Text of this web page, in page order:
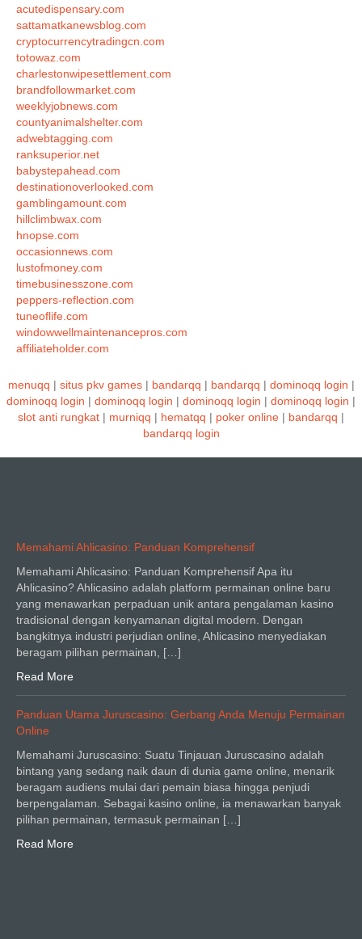
acutedispensary.com
sattamatkanewsblog.com
cryptocurrencytradingcn.com
totowaz.com
charlestonwipesettlement.com
brandfollowmarket.com
weeklyjobnews.com
countyanimalshelter.com
adwebtagging.com
ranksuperior.net
babystepahead.com
destinationoverlooked.com
gamblingamount.com
hillclimbwax.com
hnopse.com
occasionnews.com
lustofmoney.com
timebusinesszone.com
peppers-reflection.com
tuneoflife.com
windowwellmaintenancepros.com
affiliateholder.com
menuqq | situs pkv games| bandarqq | bandarqq | dominoqq login |
dominoqq login | dominoqq login | dominoqq login | dominoqq login |
slot anti rungkat | murniqq | hematqq | poker online | bandarqq |
bandarqq login
Memahami Ahlicasino: Panduan Komprehensif
Memahami Ahlicasino: Panduan Komprehensif Apa itu
Ahlicasino? Ahlicasino adalah platform permainan online baru
yang menawarkan perpaduan unik antara pengalaman kasino
tradisional dengan kenyamanan digital modern. Dengan
bangkitnya industri perjudian online, Ahlicasino menyediakan
beragam pilihan permainan, […]
Read More
Panduan Utama Juruscasino: Gerbang Anda Menuju Permainan
Online
Memahami Juruscasino: Suatu Tinjauan Juruscasino adalah
bintang yang sedang naik daun di dunia game online, menarik
beragam audiens mulai dari pemain biasa hingga penjudi
berpengalaman. Sebagai kasino online, ia menawarkan banyak
pilihan permainan, termasuk permainan […]
Read More